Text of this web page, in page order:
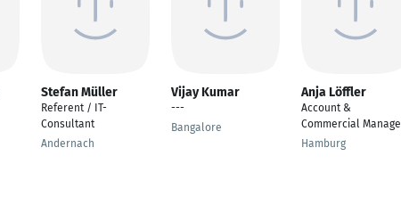
Stefan Müller
Referent / IT-
Consultant
Andernach
Vijay Kumar
---
Bangalore
Anja Löffler
Account &
Commercial
Hamburg